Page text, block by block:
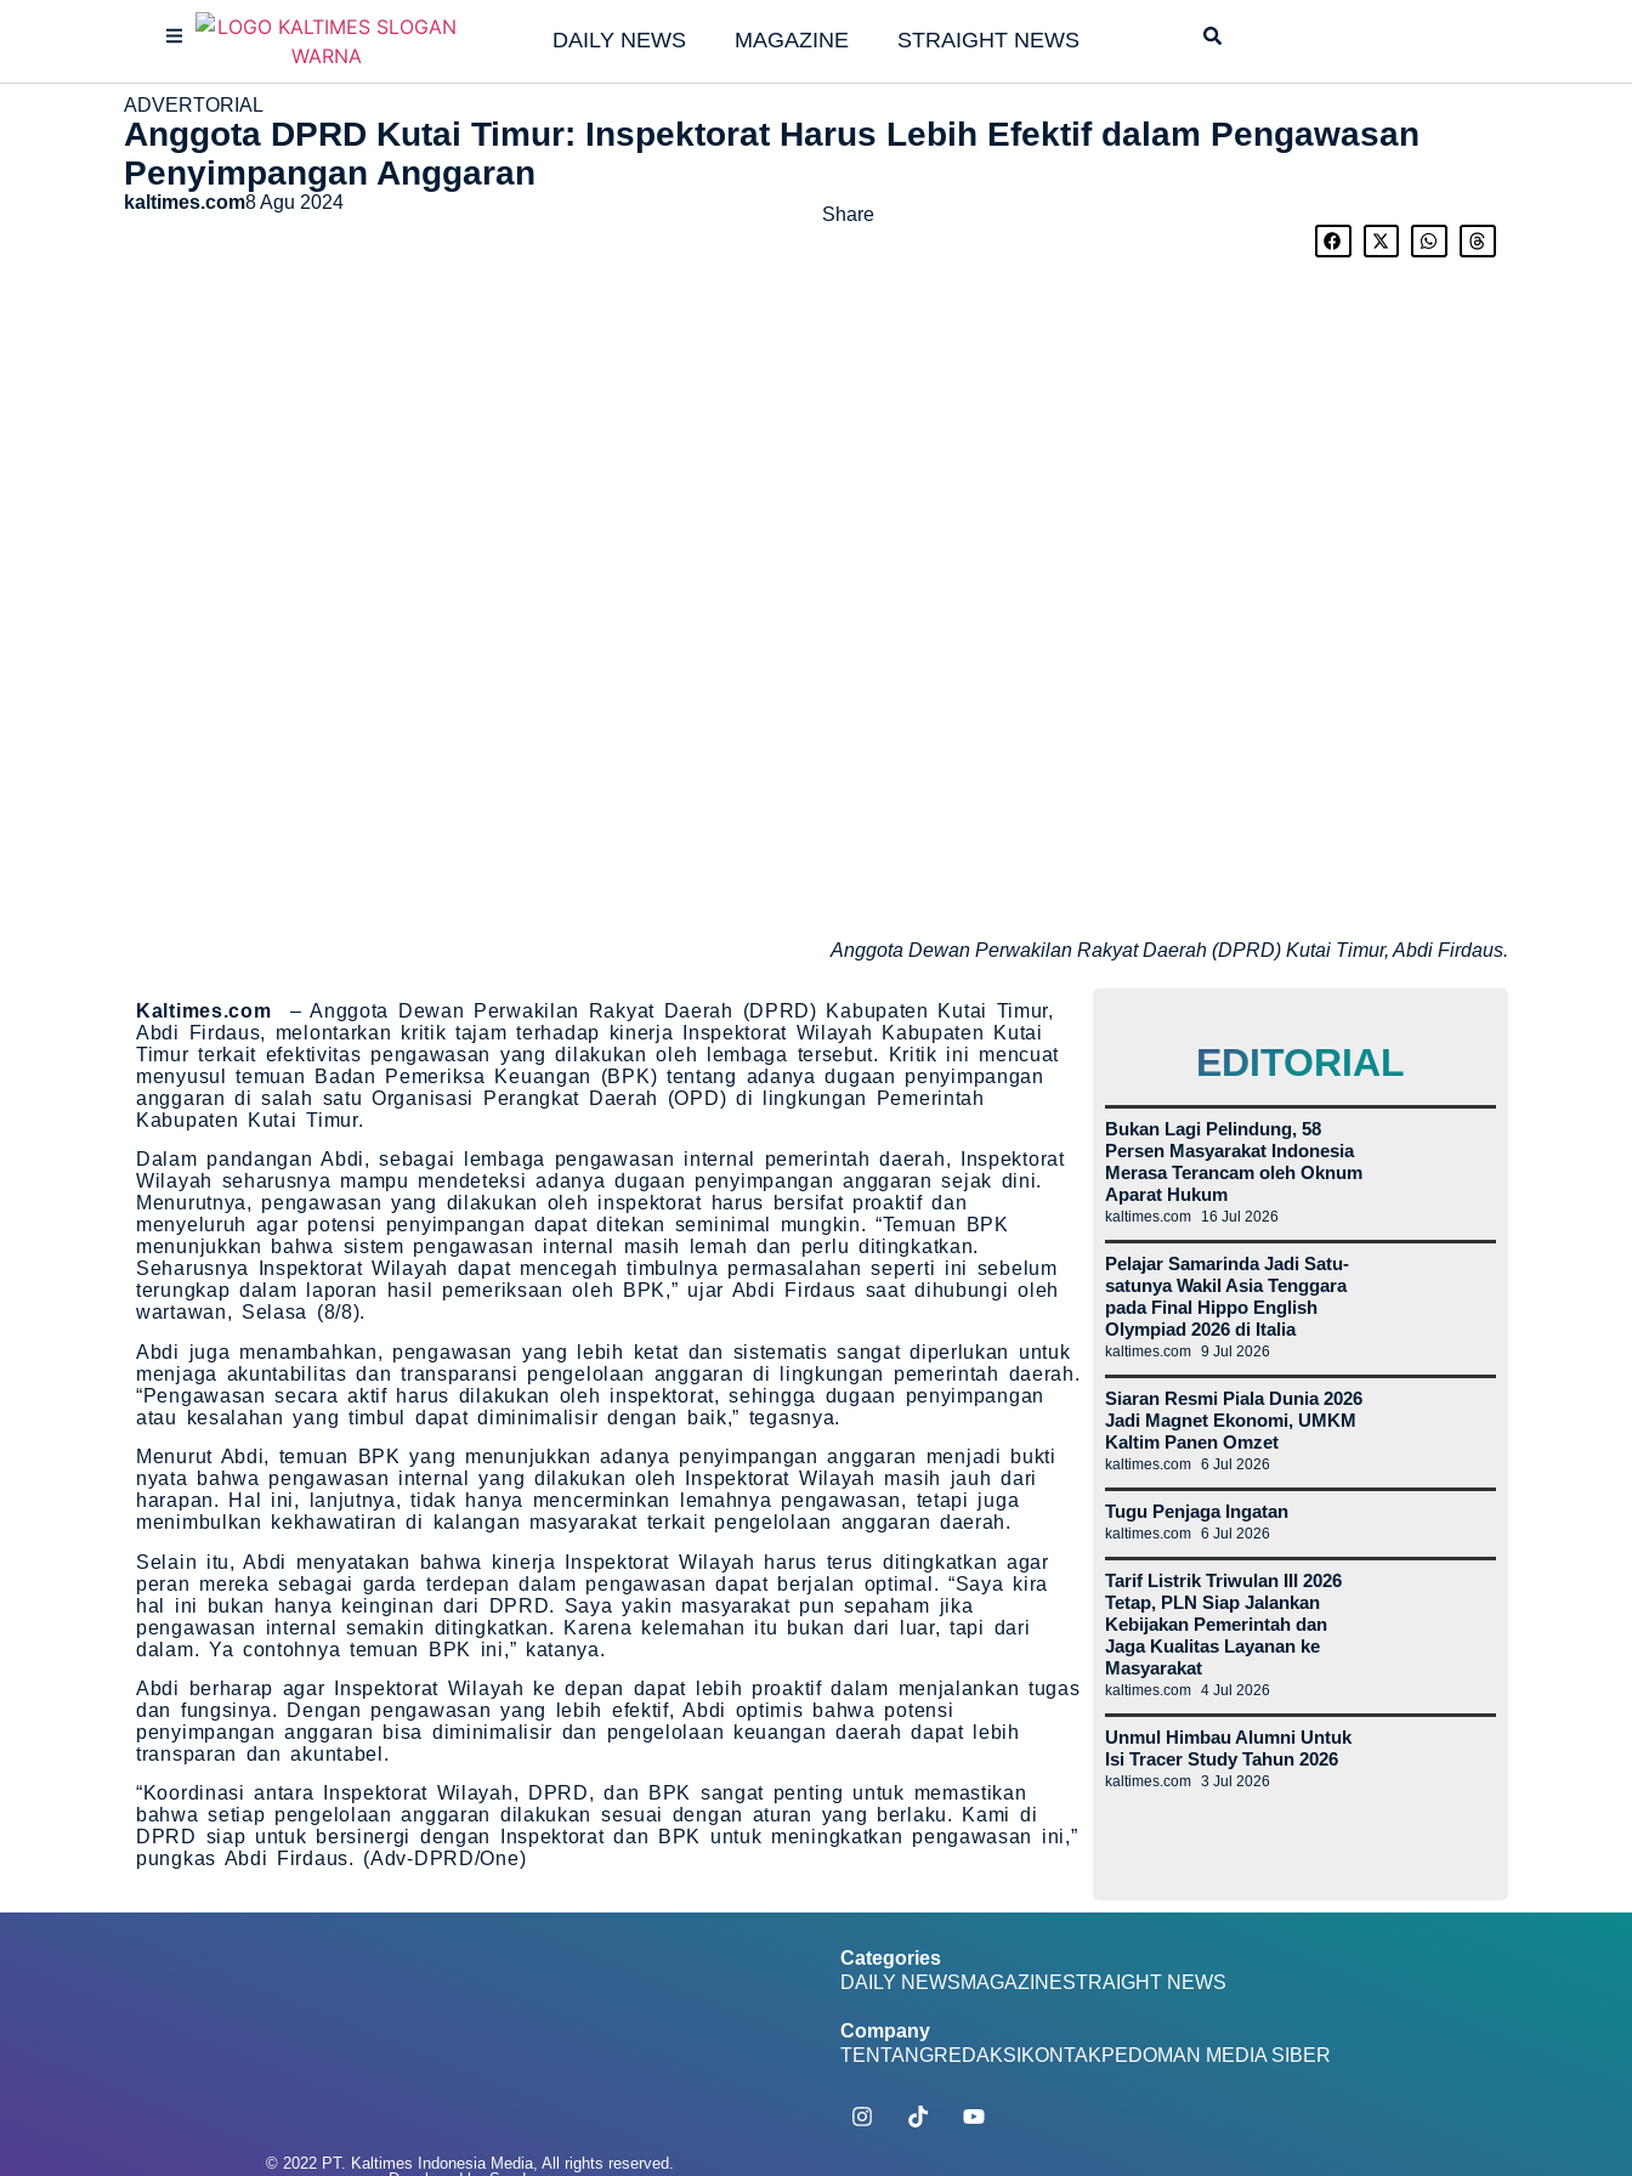
DAILY NEWS MAGAZINE STRAIGHT NEWS
ADVERTORIAL
Anggota DPRD Kutai Timur: Inspektorat Harus Lebih Efektif dalam Pengawasan
Penyimpangan Anggaran
kaltimes.com8 Agu 2024
Share
Anggota Dewan Perwakilan Rakyat Daerah (DPRD) Kutai Timur, Abdi Firdaus.
Kaltimes.com – Anggota Dewan Perwakilan Rakyat Daerah (DPRD) Kabupaten Kutai Timur,
Abdi Firdaus, melontarkan kritik tajam terhadap kinerja Inspektorat Wilayah Kabupaten Kutai
Timur terkait efektivitas pengawasan yang dilakukan oleh lembaga tersebut. Kritik ini mencuat
menyusul temuan Badan Pemeriksa Keuangan (BPK) tentang adanya dugaan penyimpangan
anggaran di salah satu Organisasi Perangkat Daerah (OPD) di lingkungan Pemerintah
Kabupaten Kutai Timur.
Dalam pandangan Abdi, sebagai lembaga pengawasan internal pemerintah daerah, Inspektorat
Wilayah seharusnya mampu mendeteksi adanya dugaan penyimpangan anggaran sejak dini.
Menurutnya, pengawasan yang dilakukan oleh inspektorat harus bersifat proaktif dan
menyeluruh agar potensi penyimpangan dapat ditekan seminimal mungkin. “Temuan BPK
menunjukkan bahwa sistem pengawasan internal masih lemah dan perlu ditingkatkan.
Seharusnya Inspektorat Wilayah dapat mencegah timbulnya permasalahan seperti ini sebelum
terungkap dalam laporan hasil pemeriksaan oleh BPK,” ujar Abdi Firdaus saat dihubungi oleh
wartawan, Selasa (8/8).
Abdi juga menambahkan, pengawasan yang lebih ketat dan sistematis sangat diperlukan untuk
menjaga akuntabilitas dan transparansi pengelolaan anggaran di lingkungan pemerintah daerah.
“Pengawasan secara aktif harus dilakukan oleh inspektorat, sehingga dugaan penyimpangan
atau kesalahan yang timbul dapat diminimalisir dengan baik,” tegasnya.
Menurut Abdi, temuan BPK yang menunjukkan adanya penyimpangan anggaran menjadi bukti
nyata bahwa pengawasan internal yang dilakukan oleh Inspektorat Wilayah masih jauh dari
harapan. Hal ini, lanjutnya, tidak hanya mencerminkan lemahnya pengawasan, tetapi juga
menimbulkan kekhawatiran di kalangan masyarakat terkait pengelolaan anggaran daerah.
Selain itu, Abdi menyatakan bahwa kinerja Inspektorat Wilayah harus terus ditingkatkan agar
peran mereka sebagai garda terdepan dalam pengawasan dapat berjalan optimal. “Saya kira
hal ini bukan hanya keinginan dari DPRD. Saya yakin masyarakat pun sepaham jika
pengawasan internal semakin ditingkatkan. Karena kelemahan itu bukan dari luar, tapi dari
dalam. Ya contohnya temuan BPK ini,” katanya.
Abdi berharap agar Inspektorat Wilayah ke depan dapat lebih proaktif dalam menjalankan tugas
dan fungsinya. Dengan pengawasan yang lebih efektif, Abdi optimis bahwa potensi
penyimpangan anggaran bisa diminimalisir dan pengelolaan keuangan daerah dapat lebih
transparan dan akuntabel.
“Koordinasi antara Inspektorat Wilayah, DPRD, dan BPK sangat penting untuk memastikan
bahwa setiap pengelolaan anggaran dilakukan sesuai dengan aturan yang berlaku. Kami di
DPRD siap untuk bersinergi dengan Inspektorat dan BPK untuk meningkatkan pengawasan ini,”
pungkas Abdi Firdaus. (Adv-DPRD/One)
EDITORIAL
Bukan Lagi Pelindung, 58
Persen Masyarakat Indonesia
Merasa Terancam oleh Oknum
Aparat Hukum
kaltimes.com 16 Jul 2026
Pelajar Samarinda Jadi Satu-
satunya Wakil Asia Tenggara
pada Final Hippo English
Olympiad 2026 di Italia
kaltimes.com 9 Jul 2026
Siaran Resmi Piala Dunia 2026
Jadi Magnet Ekonomi, UMKM
Kaltim Panen Omzet
kaltimes.com 6 Jul 2026
Tugu Penjaga Ingatan
kaltimes.com 6 Jul 2026
Tarif Listrik Triwulan III 2026
Tetap, PLN Siap Jalankan
Kebijakan Pemerintah dan
Jaga Kualitas Layanan ke
Masyarakat
kaltimes.com 4 Jul 2026
Unmul Himbau Alumni Untuk
Isi Tracer Study Tahun 2026
kaltimes.com 3 Jul 2026
© 2022 PT. Kaltimes Indonesia Media, All rights reserved.
Categories
DAILY NEWSMAGAZINESTRAIGHT NEWS
Company
TENTANGREDAKSI KONTAKPEDOMAN MEDIA SIBER